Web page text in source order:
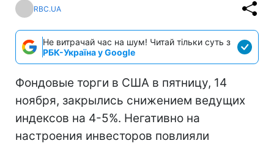
RBC.UA
Не витрачай час на шум! Читай тільки суть з
РБК-Україна у Google
Фондовые торги в США в пятницу, 14
ноября, закрылись снижением ведущих
индексов на 4-5%. Негативно на
настроения инвесторов повлияли